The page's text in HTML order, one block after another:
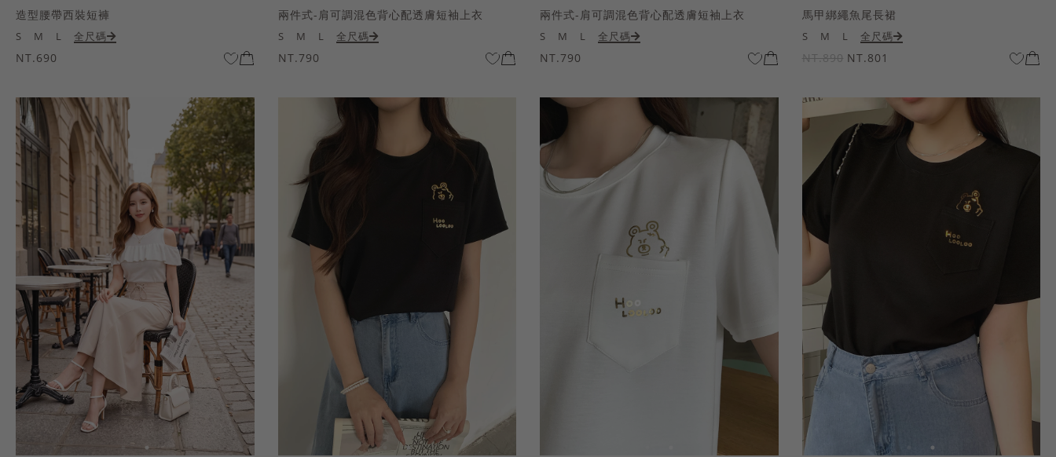
造型腰帶西裝短褲
S M L 全尺碼
NT.690
兩件式-肩可調混色背心配透膚短袖上衣
S M L 全尺碼
NT.790
兩件式-肩可調混色背心配透膚短袖上衣
S M L 全尺碼
NT.790
馬甲綁繩魚尾長裙
S M L 全尺碼
NT.890 NT.801